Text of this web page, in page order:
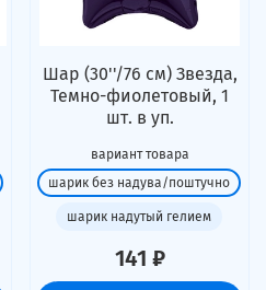
Шар (30''/76 см) Звезда,
Темно-фиолетовый, 1
шт. в уп.
вариант товара
шарик без надува/поштучно
шарик надутый гелием
141 ₽